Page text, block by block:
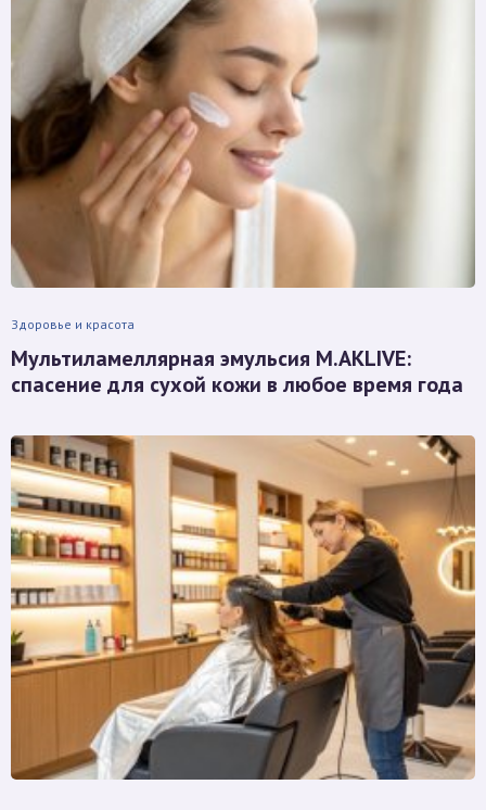
Здоровье и красота
Мультиламеллярная эмульсия M.AKLIVE:
спасение для сухой кожи в любое время года